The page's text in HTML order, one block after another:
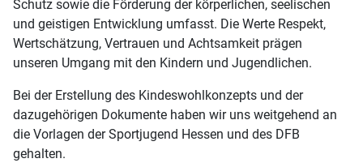
Schutz sowie die Förderung der körperlichen, seelischen
und geistigen Entwicklung umfasst. Die Werte Respekt,
Wertschätzung, Vertrauen und Achtsamkeit prägen
unseren Umgang mit den Kindern und Jugendlichen.
Bei der Erstellung des Kindeswohlkonzepts und der
dazugehörigen Dokumente haben wir uns weitgehend an
die Vorlagen der Sportjugend Hessen und des DFB
gehalten.